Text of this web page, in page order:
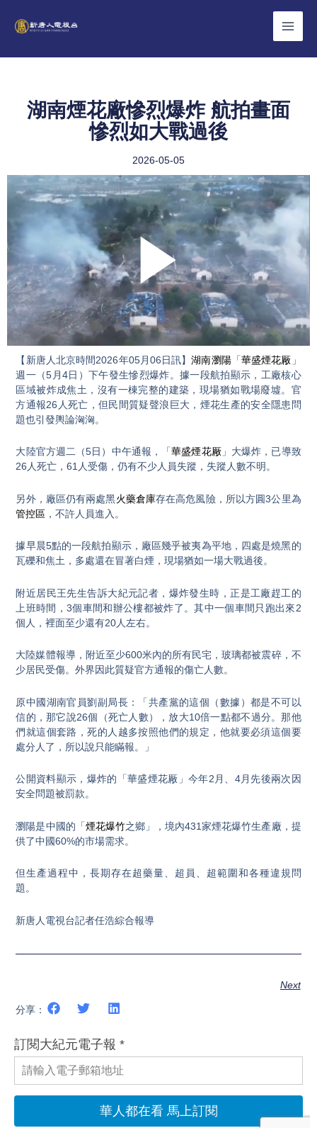
湖南煙花廠慘烈爆炸 航拍畫面
慘烈如大戰過後
2026-05-05
Play
Video
【新唐人北京時間2026年05月06日訊】湖南瀏陽「華盛煙花厰 」
週一（5月4日）下午發生慘烈爆炸。據一段航拍顯示，工廠核心
區域被炸成焦土，沒有一棟完整的建築，現場猶如戰場廢墟。官
方通報26人死亡，但民間質疑聲浪巨大，煙花生產的安全隱患問
題也引發輿論洶洶。
大陸官方週二（5日）中午通報，「華盛煙花厰」大爆炸，已導致
26人死亡，61人受傷，仍有不少人員失蹤，失蹤人數不明。
另外，廠區仍有兩處黑火藥倉庫存在高危風險，所以方圓3公里為
管控區 ，不許人員進入。
據早晨5點的一段航拍顯示，廠區幾乎被夷為平地，四處是燒黑的
瓦礫和焦土，多處還在冒著白煙，現場猶如一場大戰過後。
附近居民王先生告訴大紀元記者，爆炸發生時，正是工廠趕工的
上班時間，3個車間和辦公樓都被炸了。其中一個車間只跑出來2
個人，裡面至少還有20人左右。
大陸媒體報導，附近至少600米內的所有民宅，玻璃都被震碎，不
少居民受傷。外界因此質疑官方通報的傷亡人數。
原中國湖南官員劉副局長：「共產黨的這個（數據）都是不可以
信的，那它說26個（死亡人數），放大10倍一點都不過分。那他
們就這個套路，死的人越多按照他們的規定，他就要必須這個要
處分人了，所以說只能瞞報。」
公開資料顯示，爆炸的「華盛煙花厰」今年2月、4月先後兩次因
安全問題被罰款。
瀏陽是中國的「煙花爆竹之鄉」，境內431家煙花爆竹生產廠，提
供了中國60%的市場需求。
但生產過程中，長期存在超藥量、超員、超範圍和各種違規問
題。
新唐人電視台記者任浩綜合報導
Next
分享：